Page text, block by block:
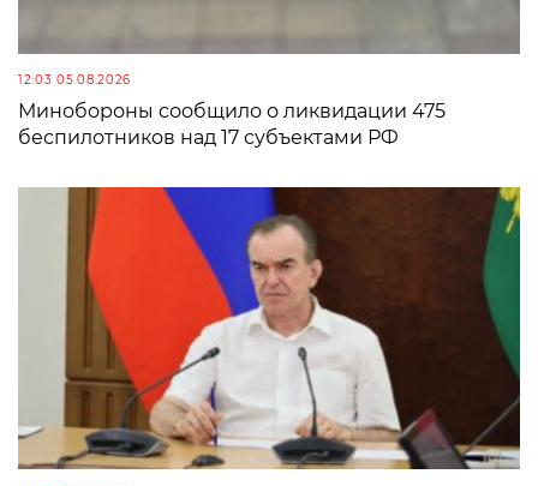
12:03 05.08.2026
Минобороны сообщило о ликвидации 475
беспилотников над 17 субъектами РФ